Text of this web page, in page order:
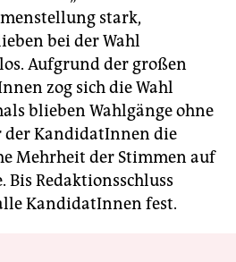
stark,
bei der Wahl
Aufgrund der großen
zog sich die Wahl
blieben Wahlgänge ohne
der KandidatInnen die
Mehrheit der Stimmen auf
Bis Redaktionsschluss
KandidatInnen fest.